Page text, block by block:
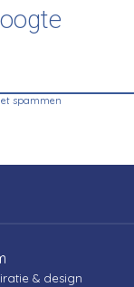
spammen
& design